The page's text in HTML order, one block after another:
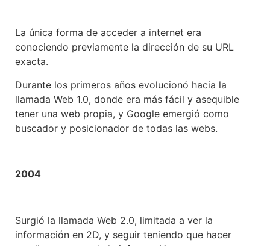
La única forma de acceder a internet era
conociendo previamente la dirección de su URL
exacta.
Durante los primeros años evolucionó hacia la
llamada Web 1.0, donde era más fácil y asequible
tener una web propia, y Google emergió como
buscador y posicionador de todas las webs.
2004
Surgió la llamada Web 2.0, limitada a ver la
información en 2D, y seguir teniendo que hacer